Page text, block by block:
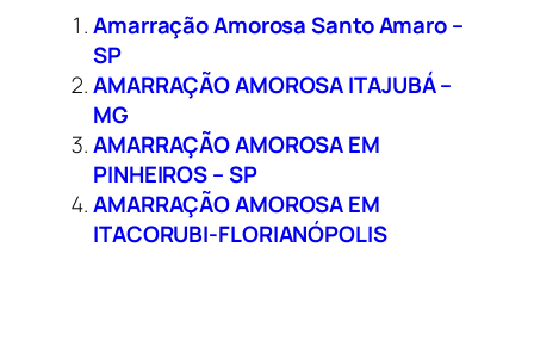
Amarração Amorosa Santo Amaro –
SP
AMARRAÇÃO AMOROSA ITAJUBÁ –
MG
AMARRAÇÃO AMOROSA EM
PINHEIROS – SP
AMARRAÇÃO AMOROSA EM
ITACORUBI-FLORIANÓPOLIS